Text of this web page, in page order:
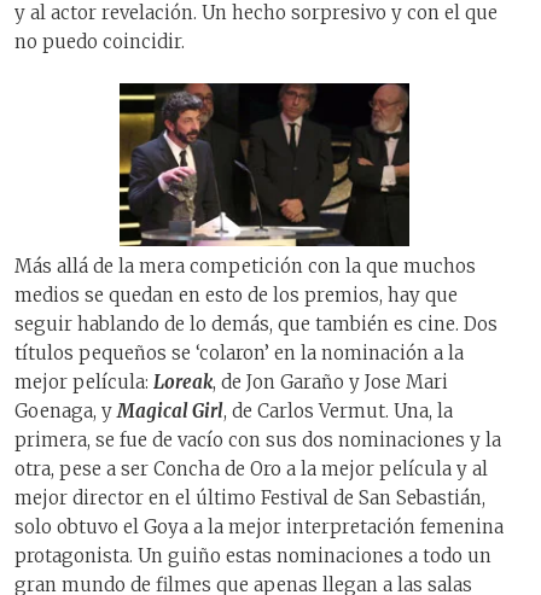
y al actor revelación. Un hecho sorpresivo y con el que
no puedo coincidir.
Más allá de la mera competición con la que muchos
medios se quedan en esto de los premios, hay que
seguir hablando de lo demás, que también es cine. Dos
títulos pequeños se ‘colaron’ en la nominación a la
mejor película: Loreak, de Jon Garaño y Jose Mari
Goenaga, yMagical Girl, de Carlos Vermut. Una, la
primera, se fue de vacío con sus dos nominaciones y la
otra, pese a ser Concha de Oro a la mejor película y al
mejor director en el último Festival de San Sebastián,
solo obtuvo el Goya a la mejor interpretación femenina
protagonista. Un guiño estas nominaciones a todo un
gran mundo de filmes que apenas llegan a las salas